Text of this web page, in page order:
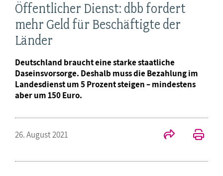
Öffentlicher Dienst: dbb fordert
mehr Geld für Beschäftigte der
Länder
Deutschland braucht eine starke staatliche
Daseinsvorsorge. Deshalb muss die Bezahlung im
Landesdienst um 5 Prozent steigen – mindestens
aber um 150 Euro.
26. August 2021